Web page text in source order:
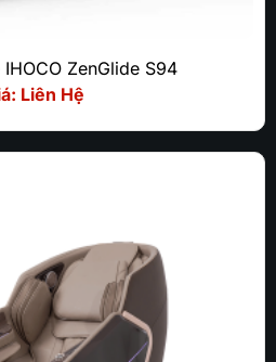
ZenGlide S94
Liên Hệ